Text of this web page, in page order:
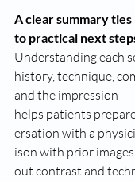
A clear summary ties
to practical next
Understanding each
history, technique,
and the impression—
helps patients
ersation with a
ison with prior images
out contrast and